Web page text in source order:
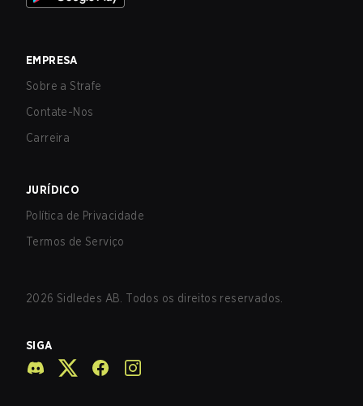
EMPRESA
Sobre a Strafe
Contate-Nos
Carreira
JURÍDICO
Política de Privacidade
Termos de Serviço
2026 Sidledes AB. Todos os direitos reservados.
SIGA